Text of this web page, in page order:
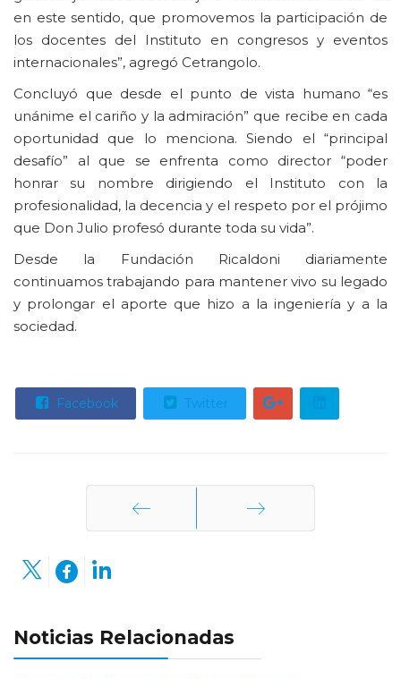
en este sentido, que promovemos la participación de
los docentes del Instituto en congresos y eventos
internacionales”, agregó Cetrangolo.
Concluyó que desde el punto de vista humano “es
unánime el cariño y la admiración” que recibe en cada
oportunidad que lo menciona. Siendo el “principal
desafío” al que se enfrenta como director “poder
honrar su nombre dirigiendo el Instituto con la
profesionalidad, la decencia y el respeto por el prójimo
que Don Julio profesó durante toda su vida”.
Desde la Fundación Ricaldoni diariamente
continuamos trabajando para mantener vivo su legado
y prolongar el aporte que hizo a la ingeniería y a la
sociedad.
Facebook Twitter
Noticias Relacionadas